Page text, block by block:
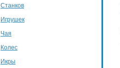
Станков
Игрушек
Чая
Колес
Икры